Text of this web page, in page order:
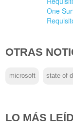
One
OTRAS
microsoft state of
LO MÁS